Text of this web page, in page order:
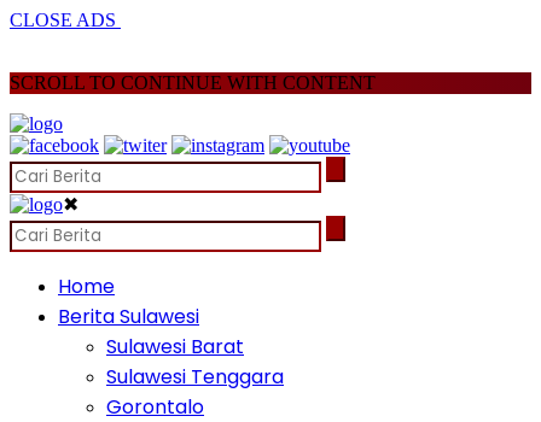
CLOSE ADS
SCROLL TO CONTINUE WITH CONTENT
✖
Home
Berita Sulawesi
Sulawesi Barat
Sulawesi Tenggara
Gorontalo